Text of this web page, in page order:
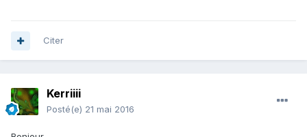
Citer
Kerriiii
Posté(e) 21 mai 2016